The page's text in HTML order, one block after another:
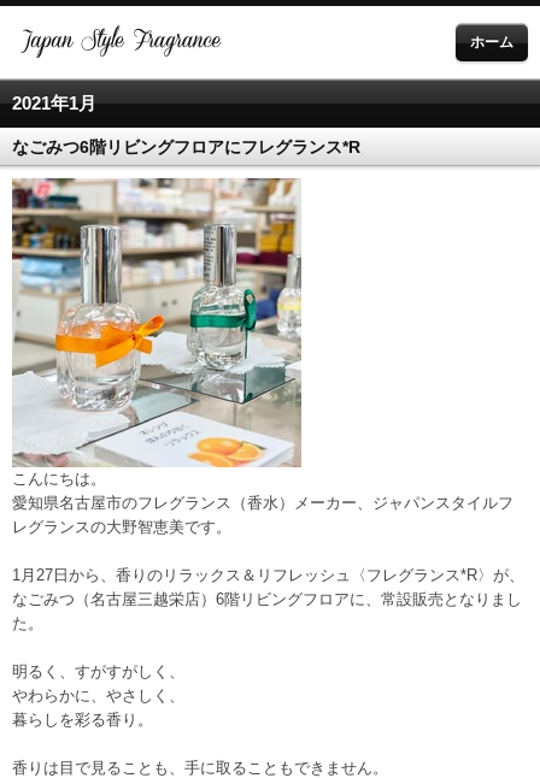
ホーム
2021年1月
なごみつ6階リビングフロアにフレグランス*R
こんにちは。
愛知県名古屋市のフレグランス（香水）メーカー、ジャパンスタイルフ
レグランスの大野智恵美です。
1月27日から、香りのリラックス＆リフレッシュ〈フレグランス*R〉が、
なごみつ（名古屋三越栄店）6階リビングフロアに、常設販売となりまし
た。
明るく、すがすがしく、
やわらかに、やさしく、
暮らしを彩る香り。
香りは目で見ることも、手に取ることもできません。